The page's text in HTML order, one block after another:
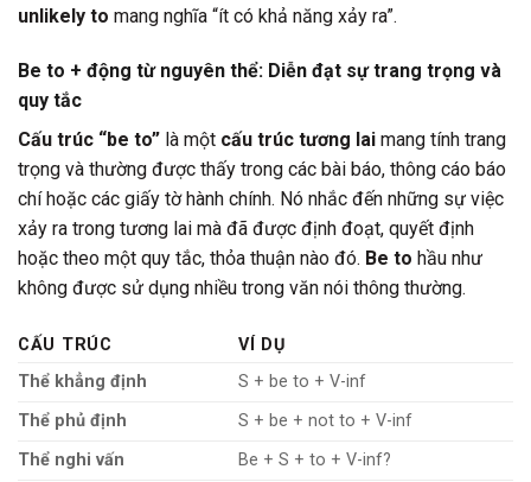
unlikely to mang nghĩa “ít có khả năng xảy ra”.
Be to + động từ nguyên thể: Diễn đạt sự trang trọng và
quy tắc
Cấu trúc “be to” là một cấu trúc tương lai mang tính trang
trọng và thường được thấy trong các bài báo, thông cáo báo
chí hoặc các giấy tờ hành chính. Nó nhắc đến những sự việc
xảy ra trong tương lai mà đã được định đoạt, quyết định
hoặc theo một quy tắc, thỏa thuận nào đó. Be to hầu như
không được sử dụng nhiều trong văn nói thông thường.
CẤU TRÚC
VÍ DỤ
Thể khẳng định
S + be to + V-inf
Thể phủ định
S + be + not to + V-inf
Thể nghi vấn
Be + S + to + V-inf?